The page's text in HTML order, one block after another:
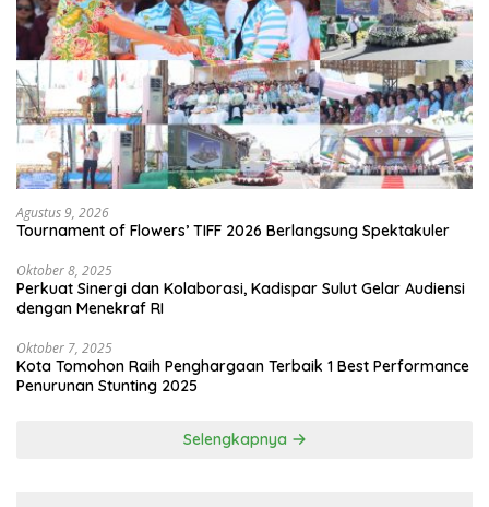
Agustus 9, 2026
Tournament of Flowers’ TIFF 2026 Berlangsung Spektakuler
Oktober 8, 2025
Perkuat Sinergi dan Kolaborasi, Kadispar Sulut Gelar Audiensi
dengan Menekraf RI
Oktober 7, 2025
Kota Tomohon Raih Penghargaan Terbaik 1 Best Performance
Penurunan Stunting 2025
Selengkapnya